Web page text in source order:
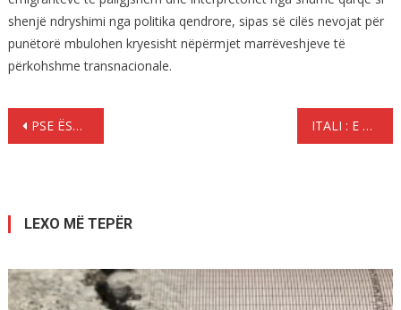
shenjë ndryshimi nga politika qendrore, sipas së cilës nevojat për
punëtorë mbulohen kryesisht nëpërmjet marrëveshjeve të
përkohshme transnacionale.
Lëvizje
PSE ËSHTË E RËNDËSISHME VOTA E DIASPORËS ? ITALI : E PABESUESHME ! FOSHNJA TRE MUAJSHE REZULTON POZITIVE PËR KOKAINË
LEXO MË TEPËR